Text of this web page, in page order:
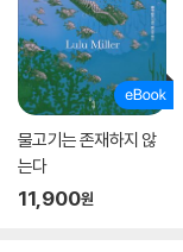
물고기는 존재하지 않
는다
11,900원